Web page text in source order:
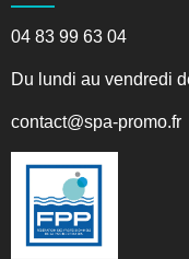
04 83 99 63 04
Du lundi au vendredi
contact@spa-promo.fr